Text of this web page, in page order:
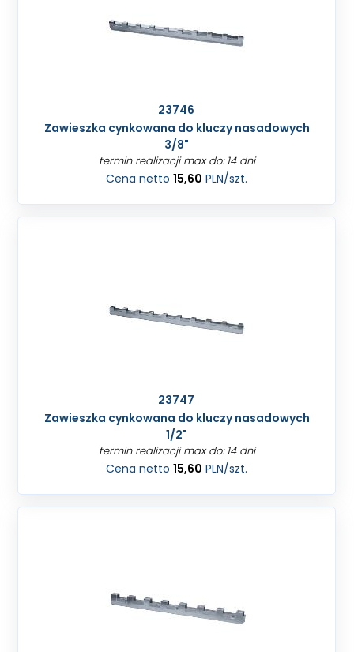
23746
Zawieszka cynkowana do kluczy nasadowych
3/8"
termin realizacji max do: 14 dni
Cena netto15,60 PLN/szt.
23747
Zawieszka cynkowana do kluczy nasadowych
1/2"
termin realizacji max do: 14 dni
Cena netto15,60 PLN/szt.